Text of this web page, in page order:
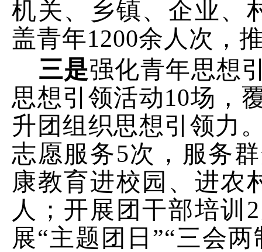
机关、乡镇、企业、
盖青年1200余人次，
三是强化青年思想
思想引领活动10场 ，
升团组织思想引领力
志愿服务5次，服务
康教育进校园、进农
人
；开展团干部培训 2
展“主题团日”“三会